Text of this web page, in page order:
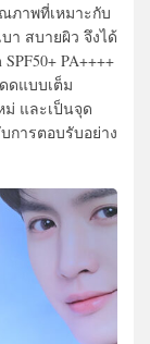
ภาพที่เหมาะกับ
า สบายผิว จึงได้
PA++++
ดแบบเต็ม
และเป็นจุด
การตอบรับอย่าง